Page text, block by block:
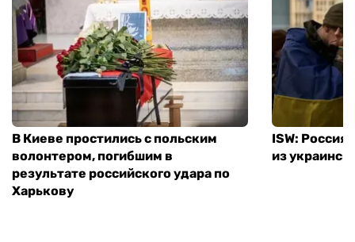
В Киеве простились с польским
волонтером, погибшим в
результате российского удара по
Харькову
ISW:
из